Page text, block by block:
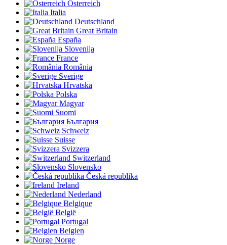
Österreich
Italia
Deutschland
Great Britain
España
Slovenija
France
România
Sverige
Hrvatska
Polska
Magyar
Suomi
България
Schweiz
Suisse
Svizzera
Switzerland
Slovensko
Česká republika
Ireland
Nederland
Belgique
België
Portugal
Belgien
Norge